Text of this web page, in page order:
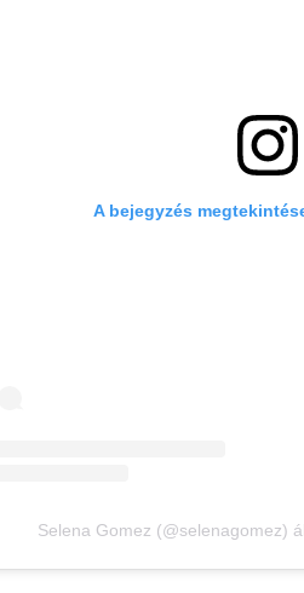
A bejegyzés
Selena Gomez (@selenagomez)